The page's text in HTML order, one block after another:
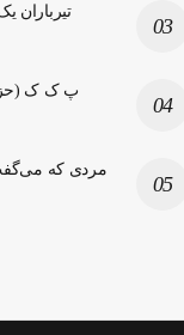
تیرباران
پ ک ک
مردی که